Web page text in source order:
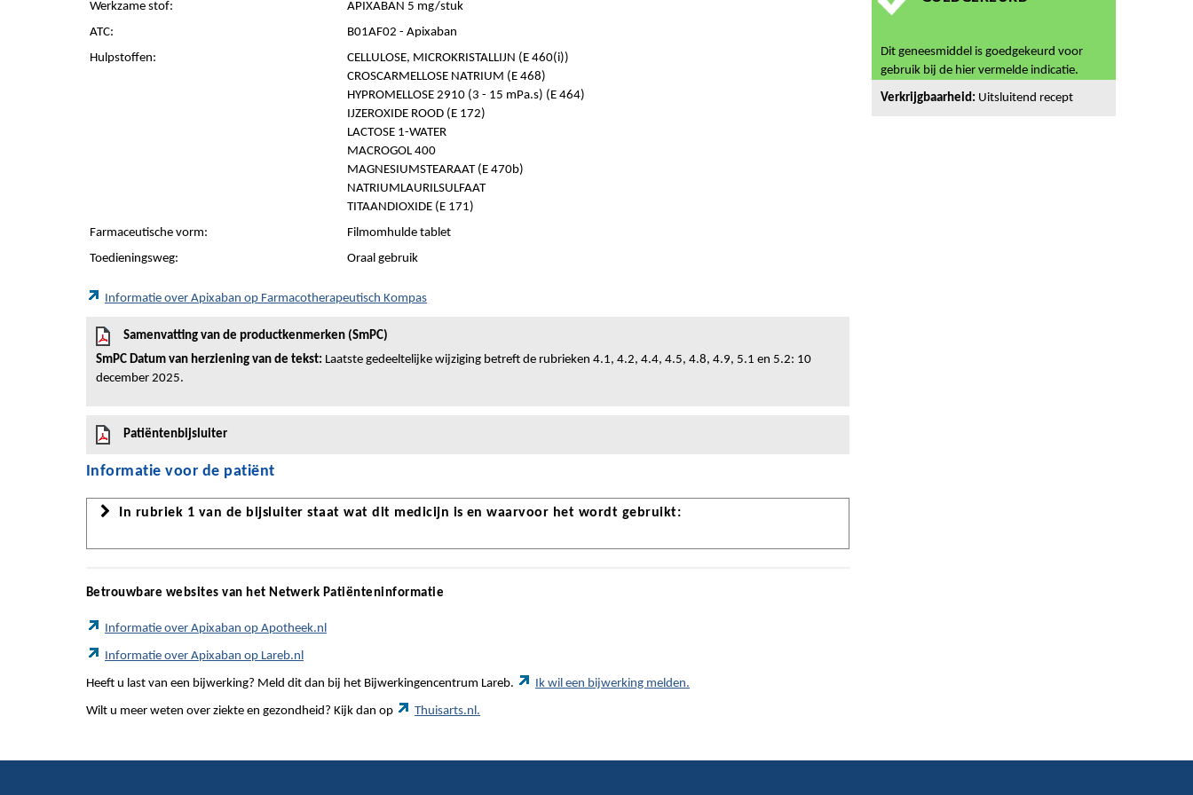
Werkzame stof:
APIXABAN 5 mg/stuk
ATC:
B01AF02 - Apixaban
Hulpstoffen:
CELLULOSE, MICROKRISTALLIJN (E 460(i))
CROSCARMELLOSE NATRIUM (E 468)
HYPROMELLOSE 2910 (3 - 15 mPa.s) (E 464)
IJZEROXIDE ROOD (E 172)
LACTOSE 1-WATER
MACROGOL 400
MAGNESIUMSTEARAAT (E 470b)
NATRIUMLAURILSULFAAT
TITAANDIOXIDE (E 171)
Farmaceutische vorm:
Filmomhulde tablet
Toedieningsweg:
Oraal gebruik
Informatie over Apixaban op Farmacotherapeutisch Kompas
Samenvatting van de productkenmerken (SmPC)
SmPC Datum van herziening van de tekst: Laatste gedeeltelijke wijziging betreft de rubrieken 4.1, 4.2, 4.4, 4.5, 4.8, 4.9, 5.1 en 5.2: 10
december 2025.
Patiëntenbijsluiter
Informatie voor de patiënt
In rubriek 1 van de bijsluiter staat wat dit medicijn is en waarvoor het wordt gebruikt:
Betrouwbare websites van het Netwerk Patiënteninformatie
Informatie over Apixaban op Apotheek.nl
Informatie over Apixaban op Lareb.nl
Heeft u last van een bijwerking? Meld dit dan bij het Bijwerkingencentrum Lareb. Ik wil een bijwerking melden.
Wilt u meer weten over ziekte en gezondheid? Kijk dan op Thuisarts.nl.
Dit geneesmiddel is goedgekeurd voor
gebruik bij de hier vermelde indicatie.
Verkrijgbaarheid: Uitsluitend recept